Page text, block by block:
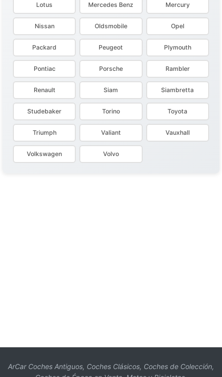
Lotus Mercedes Benz Mercury
Nissan Oldsmobile Opel
Packard Peugeot Plymouth
Pontiac Porsche Rambler
Renault Siam Siambretta
Studebaker Torino Toyota
Triumph Valiant Vauxhall
Volkswagen Volvo
ArCar Coches Antiguos, Coches Clásicos, Coches de Colección,